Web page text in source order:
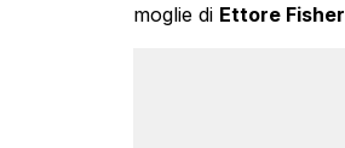
moglie di Ettore Fisher